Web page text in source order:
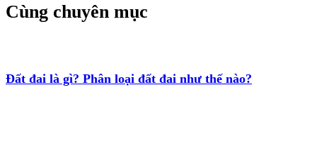
Cùng chuyên mục
Đất đai là gì? Phân loại đất đai như thế nào?